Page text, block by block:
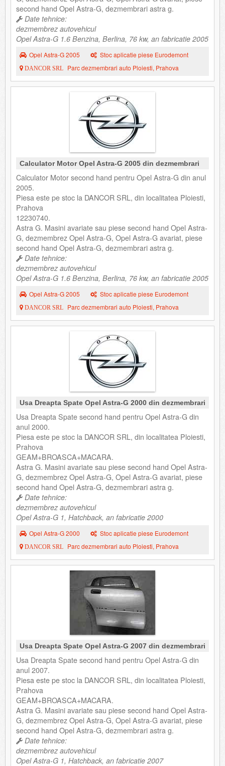
second hand Opel Astra-G, dezmembrari astra g.
Date tehnice:
dezmembrez autovehicul
Opel Astra-G 1.6 Benzina, Berlina, 76 kw, an fabricatie 2005
Opel Astra-G 2005 Stoc aplicatie piese Eurodemont
DANCOR SRL Parc dezmembrari auto Ploiesti, Prahova
Calculator Motor Opel Astra-G 2005 din dezmembrari
Calculator Motor second hand pentru Opel Astra-G din anul
2005.
Piesa este pe stoc la DANCOR SRL, din localitatea Ploiesti,
Prahova
12230740.
Astra G. Masini avariate sau piese second hand Opel Astra-
G, dezmembrez Opel Astra-G, Opel Astra-G avariat, piese
second hand Opel Astra-G, dezmembrari astra g.
Date tehnice:
dezmembrez autovehicul
Opel Astra-G 1.6 Benzina, Berlina, 76 kw, an fabricatie 2005
Opel Astra-G 2005 Stoc aplicatie piese Eurodemont
DANCOR SRL Parc dezmembrari auto Ploiesti, Prahova
Usa Dreapta Spate Opel Astra-G 2000 din dezmembrari
Usa Dreapta Spate second hand pentru Opel Astra-G din
anul 2000.
Piesa este pe stoc la DANCOR SRL, din localitatea Ploiesti,
Prahova
GEAM+BROASCA+MACARA.
Astra G. Masini avariate sau piese second hand Opel Astra-
G, dezmembrez Opel Astra-G, Opel Astra-G avariat, piese
second hand Opel Astra-G, dezmembrari astra g.
Date tehnice:
dezmembrez autovehicul
Opel Astra-G 1, Hatchback, an fabricatie 2000
Opel Astra-G 2000 Stoc aplicatie piese Eurodemont
DANCOR SRL Parc dezmembrari auto Ploiesti, Prahova
Usa Dreapta Spate Opel Astra-G 2007 din dezmembrari
Usa Dreapta Spate second hand pentru Opel Astra-G din
anul 2007.
Piesa este pe stoc la DANCOR SRL, din localitatea Ploiesti,
Prahova
GEAM+BROASCA+MACARA.
Astra G. Masini avariate sau piese second hand Opel Astra-
G, dezmembrez Opel Astra-G, Opel Astra-G avariat, piese
second hand Opel Astra-G, dezmembrari astra g.
Date tehnice:
dezmembrez autovehicul
Opel Astra-G 1, Hatchback, an fabricatie 2007